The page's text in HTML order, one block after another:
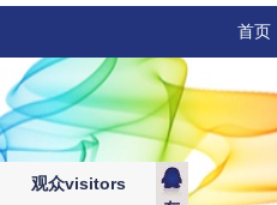
首页
观众visitors